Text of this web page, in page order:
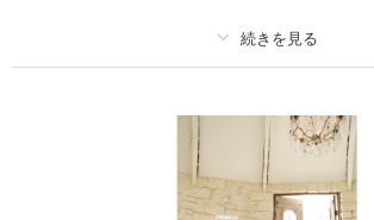
新婦衣装4着
ヘアメイク
データ